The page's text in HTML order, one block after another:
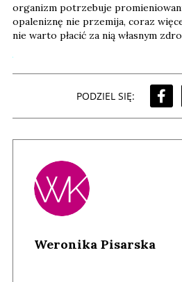
organizm potrzebuje
opaleniznę nie przemija, coraz
nie warto płacić za nią własnym
PODZIEL SIĘ:
Weronika Pisarska